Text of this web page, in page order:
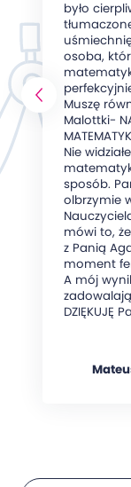
było
osoba,
Muszę
Malottki-
Nie
sposób.
olbrzymie
mówi to,
z Panią
moment
A mój
DZIĘKUJĘ